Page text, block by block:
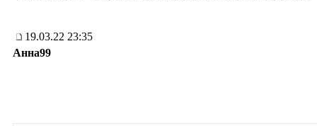
19.03.22 23:35
Анна99